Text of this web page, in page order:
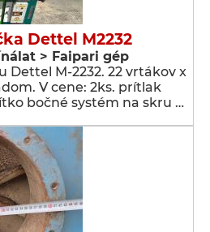
Dettel M2232
> Faipari gép
Dettel M-2232. 22 vrtákov x
V cene: 2ks. prítlak
bočné systém na skru …